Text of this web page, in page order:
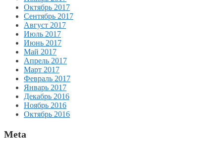
Октябрь 2017
Сентябрь 2017
Август 2017
Июль 2017
Июнь 2017
Май 2017
Апрель 2017
Март 2017
Февраль 2017
Январь 2017
Декабрь 2016
Ноябрь 2016
Октябрь 2016
Meta